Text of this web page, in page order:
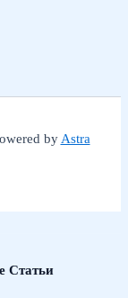
byAstra
Статьи